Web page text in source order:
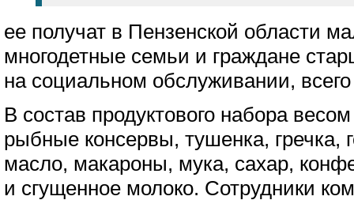
ее получат в Пензенской области
многодетные семьи и граждане
на социальном обслуживании,
В состав продуктового набора
рыбные консервы, тушенка, гречка,
масло, макароны, мука, сахар,
и сгущенное молоко. Сотрудники